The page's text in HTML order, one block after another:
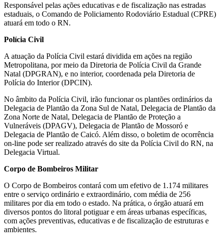
Responsável pelas ações educativas e de fiscalização nas estradas
estaduais, o Comando de Policiamento Rodoviário Estadual (CPRE)
atuará em todo o RN.
Polícia Civil
A atuação da Polícia Civil estará dividida em ações na região
Metropolitana, por meio da Diretoria de Polícia Civil da Grande
Natal (DPGRAN), e no interior, coordenada pela Diretoria de
Polícia do Interior (DPCIN).
No âmbito da Polícia Civil, irão funcionar os plantões ordinários da
Delegacia de Plantão da Zona Sul de Natal, Delegacia de Plantão da
Zona Norte de Natal, Delegacia de Plantão de Proteção a
Vulneráveis (DPAGV), Delegacia de Plantão de Mossoró e
Delegacia de Plantão de Caicó. Além disso, o boletim de ocorrência
on-line pode ser realizado através do site da Polícia Civil do RN, na
Delegacia Virtual.
Corpo de Bombeiros Militar
O Corpo de Bombeiros contará com um efetivo de 1.174 militares
entre o serviço ordinário e extraordinário, com média de 256
militares por dia em todo o estado. Na prática, o órgão atuará em
diversos pontos do litoral potiguar e em áreas urbanas específicas,
com ações preventivas, educativas e de fiscalização de estruturas e
ambientes.